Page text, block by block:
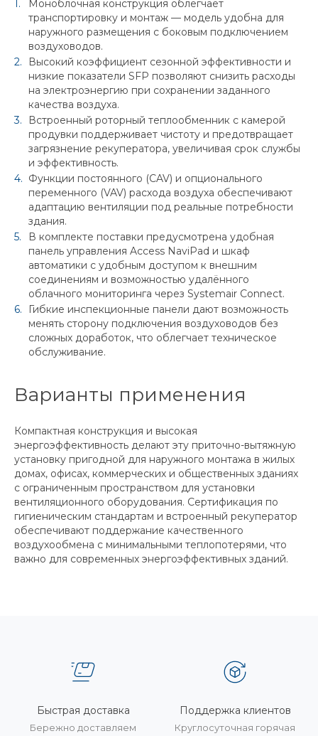
Моноблочная конструкция облегчает
транспортировку и монтаж — модель удобна для
наружного размещения с боковым подключением
воздуховодов.
Высокий коэффициент сезонной эффективности и
низкие показатели SFP позволяют снизить расходы
на электроэнергию при сохранении заданного
качества воздуха.
Встроенный роторный теплообменник с камерой
продувки поддерживает чистоту и предотвращает
загрязнение рекуператора, увеличивая срок службы
и эффективность.
Функции постоянного (CAV) и опционального
переменного (VAV) расхода воздуха обеспечивают
адаптацию вентиляции под реальные потребности
здания.
В комплекте поставки предусмотрена удобная
панель управления Access NaviPad и шкаф
автоматики с удобным доступом к внешним
соединениям и возможностью удалённого
облачного мониторинга через Systemair Connect.
Гибкие инспекционные панели дают возможность
менять сторону подключения воздуховодов без
сложных доработок, что облегчает техническое
обслуживание.
Варианты применения
Компактная конструкция и высокая
энергоэффективность делают эту приточно-вытяжную
установку пригодной для наружного монтажа в жилых
домах, офисах, коммерческих и общественных зданиях
с ограниченным пространством для установки
вентиляционного оборудования. Сертификация по
гигиеническим стандартам и встроенный рекуператор
обеспечивают поддержание качественного
воздухообмена с минимальными теплопотерями, что
важно для современных энергоэффективных зданий.
Быстрая доставка
Бережно доставляем
Поддержка клиентов
Круглосуточная горячая